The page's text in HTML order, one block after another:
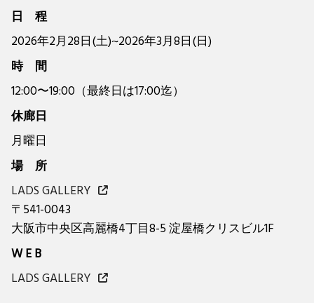
日 程
2026年2月28日(土)~2026年3月8日(日)
時 間
12:00〜19:00（最終日は17:00迄）
休廊日
月曜日
場 所
LADS GALLERY
〒541-0043
大阪市中央区高麗橋4丁目8-5 淀屋橋クリスビル1F
W E B
LADS GALLERY